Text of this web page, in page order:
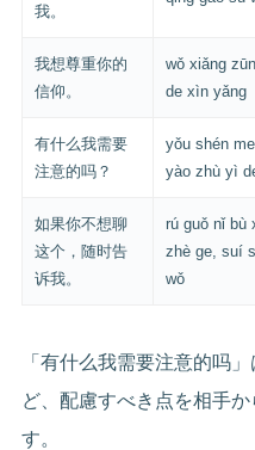
我。
我想尊重你的
信仰。
wǒ xiǎng
de xìn yǎng
有什么我需要
注意的吗？
yǒu shén
yào zhù yì
如果你不想聊
这个，随时告
诉我。
rú guǒ nǐ bù
zhè ge, suí
wǒ
「有什么我需要注意的吗
ど、配慮すべき点を相手
す。